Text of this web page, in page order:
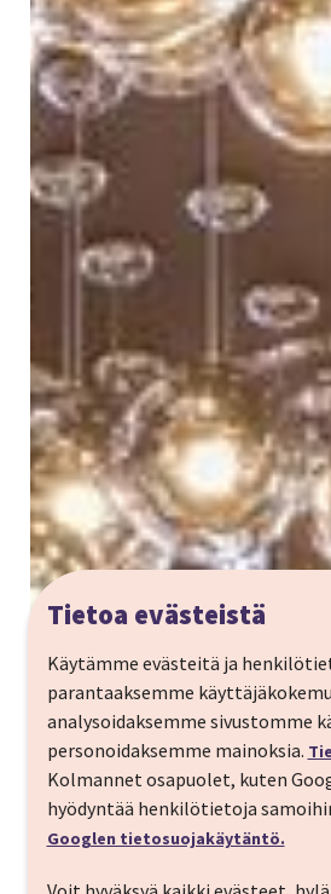
Tietoa evästeistä
Käytämme evästeitä ja
parantaaksemme
analysoidaksemme sivustomme
personoidaksemme mainoksia.
Kolmannet osapuolet, kuten
hyödyntää henkilötietoja
Googlen tietosuojakäytäntö.